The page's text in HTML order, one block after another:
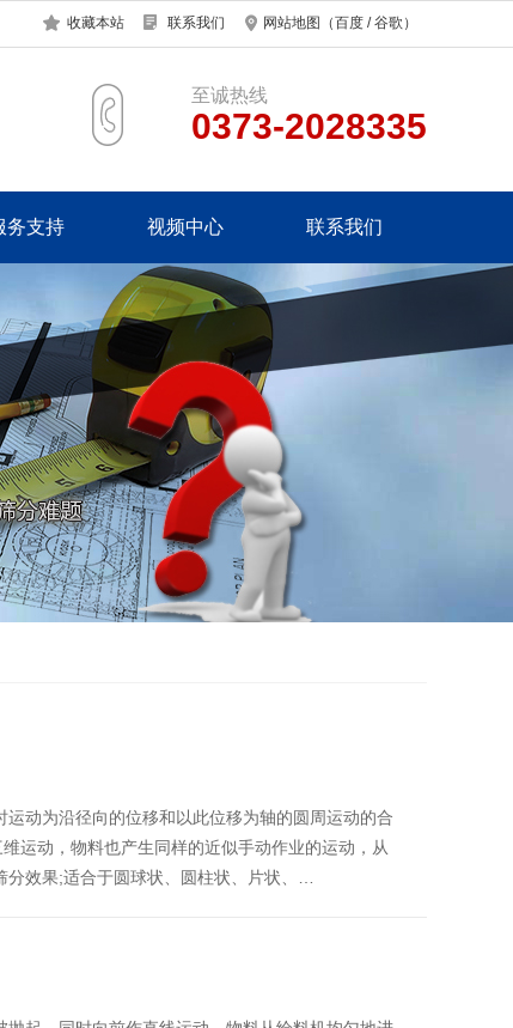
收藏本站 联系我们 网站地图 （百度 /谷歌 ）
至诚热线
0373-2028335
务支持 视频中心 联系我们
动为沿径向的位移和以此位移为轴的圆周运动的合
运动，物料也产生同样的近似手动作业的运动，从
效果;适合于圆球状、圆柱状、片状、…